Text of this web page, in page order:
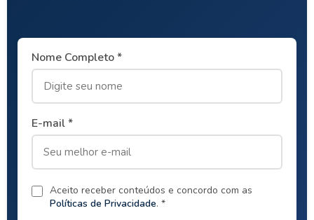
Nome Completo *
E-mail *
Aceito receber conteúdos e concordo com as
Políticas de Privacidade. *